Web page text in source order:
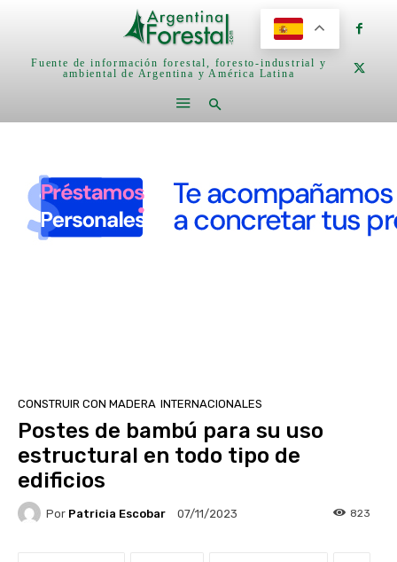
Fuente de información forestal, foresto-industrial y
ambiental de Argentina y América Latina
CONSTRUIR CON MADERA INTERNACIONALES
Postes de bambú para su uso
estructural en todo tipo de
edificios
Por Patricia Escobar 07/11/2023 823